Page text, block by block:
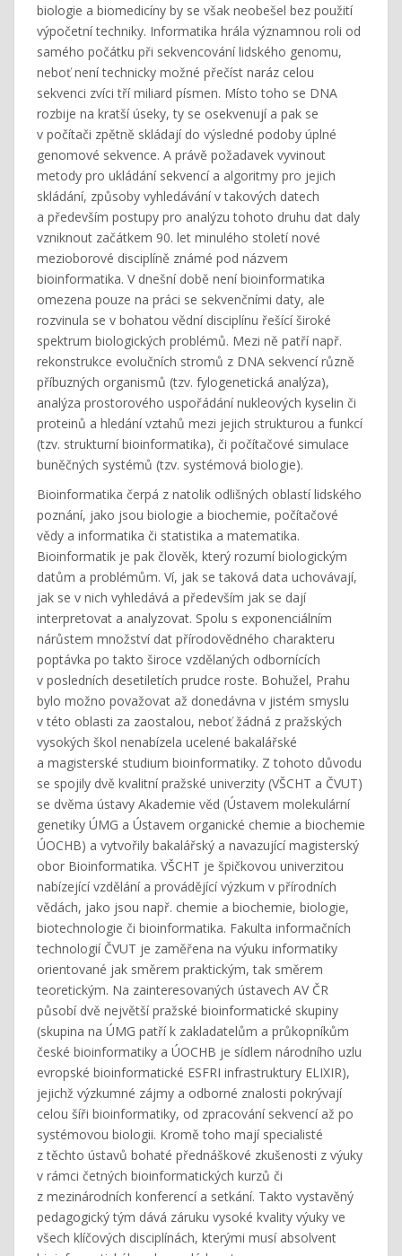
biologie a biomedicíny by se však neobešel bez použití
výpočetní techniky. Informatika hrála významnou roli od
samého počátku při sekvencování lidského genomu,
neboť není technicky možné přečíst naráz celou
sekvenci zvíci tří miliard písmen. Místo toho se DNA
rozbije na kratší úseky, ty se osekvenují a pak se
v počítači zpětně skládají do výsledné podoby úplné
genomové sekvence. A právě požadavek vyvinout
metody pro ukládání sekvencí a algoritmy pro jejich
skládání, způsoby vyhledávání v takových datech
a především postupy pro analýzu tohoto druhu dat daly
vzniknout začátkem 90. let minulého století nové
mezioborové disciplíně známé pod názvem
bioinformatika. V dnešní době není bioinformatika
omezena pouze na práci se sekvenčními daty, ale
rozvinula se v bohatou vědní disciplínu řešící široké
spektrum biologických problémů. Mezi ně patří např.
rekonstrukce evolučních stromů z DNA sekvencí různě
příbuzných organismů (tzv. fylogenetická analýza),
analýza prostorového uspořádání nukleových kyselin či
proteinů a hledání vztahů mezi jejich strukturou a funkcí
(tzv. strukturní bioinformatika), či počítačové simulace
buněčných systémů (tzv. systémová biologie).
Bioinformatika čerpá z natolik odlišných oblastí lidského
poznání, jako jsou biologie a biochemie, počítačové
vědy a informatika či statistika a matematika.
Bioinformatik je pak člověk, který rozumí biologickým
datům a problémům. Ví, jak se taková data uchovávají,
jak se v nich vyhledává a především jak se dají
interpretovat a analyzovat. Spolu s exponenciálním
nárůstem množství dat přírodovědného charakteru
poptávka po takto široce vzdělaných odbornících
v posledních desetiletích prudce roste. Bohužel, Prahu
bylo možno považovat až donedávna v jistém smyslu
v této oblasti za zaostalou, neboť žádná z pražských
vysokých škol nenabízela ucelené bakalářské
a magisterské studium bioinformatiky. Z tohoto důvodu
se spojily dvě kvalitní pražské univerzity (VŠCHT a ČVUT)
se dvěma ústavy Akademie věd (Ústavem molekulární
genetiky ÚMG a Ústavem organické chemie a biochemie
ÚOCHB) a vytvořily bakalářský a navazující magisterský
obor Bioinformatika. VŠCHT je špičkovou univerzitou
nabízející vzdělání a provádějící výzkum v přírodních
vědách, jako jsou např. chemie a biochemie, biologie,
biotechnologie či bioinformatika. Fakulta informačních
technologií ČVUT je zaměřena na výuku informatiky
orientované jak směrem praktickým, tak směrem
teoretickým. Na zainteresovaných ústavech AV ČR
působí dvě největší pražské bioinformatické skupiny
(skupina na ÚMG patří k zakladatelům a průkopníkům
české bioinformatiky a ÚOCHB je sídlem národního uzlu
evropské bioinformatické ESFRI infrastruktury ELIXIR),
jejichž výzkumné zájmy a odborné znalosti pokrývají
celou šíři bioinformatiky, od zpracování sekvencí až po
systémovou biologii. Kromě toho mají specialisté
z těchto ústavů bohaté přednáškové zkušenosti z výuky
v rámci četných bioinformatických kurzů či
z mezinárodních konferencí a setkání. Takto vystavěný
pedagogický tým dává záruku vysoké kvality výuky ve
všech klíčových disciplínách, kterými musí absolvent